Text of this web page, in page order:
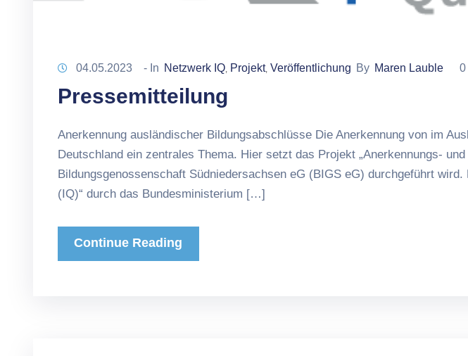
04.05.2023 - In Netzwerk IQ Projekt‚ Veröffentlichung By Maren Lauble 0
Pressemitteilung
Anerkennung ausländischer Bildungsabschlüsse Die Anerkennung von im
Deutschland ein zentrales Thema. Hier setzt das Projekt „Anerkennungs-
Bildungsgenossenschaft Südniedersachsen eG (BIGS eG) durchgeführt
(IQ)“ durch das Bundesministerium […]
Continue Reading